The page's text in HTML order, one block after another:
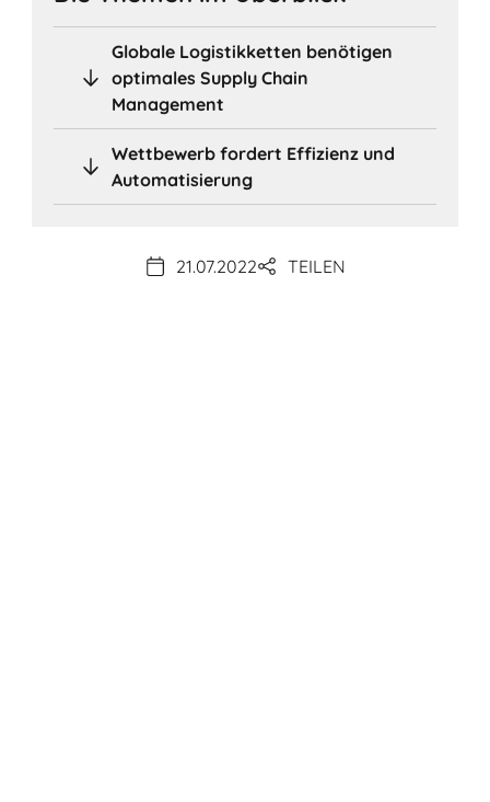
Globale Logistikketten benötigen
optimales Supply Chain
Management
Wettbewerb fordert Effizienz und
Automatisierung
21.07.2022 TEILEN